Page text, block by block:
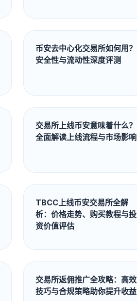
币安去中心化交易所如何用？
安全性与流动性深度评测
交易所上线币安意味着什么？
全面解读上线流程与市场影响
TBCC上线币安交易所全解
析：价格走势、购买教程与投
资价值评估
交易所返佣推广全攻略：高效
技巧与合规策略助你提升收益